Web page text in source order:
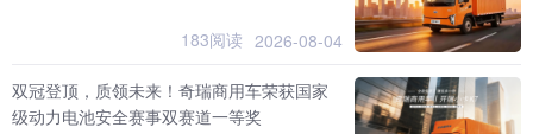
183阅读 2026-08-04
双冠登顶，质领未来！奇瑞商用车荣获国家
级动力电池安全赛事双赛道一等奖